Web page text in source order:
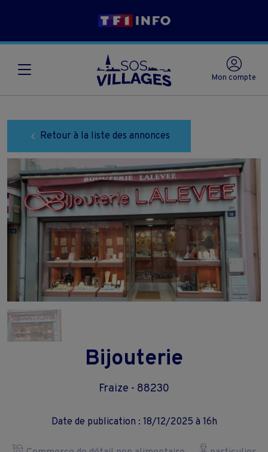
Mon compte
Retour à la liste des annonces
Bijouterie
Fraize - 88230
Date de publication : 18/12/2025 à 16h